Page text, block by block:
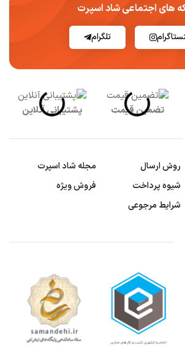
های اجتماعی شاد اسپرت
تلگرام
تضمین قیمت پشتیبانی آنلاین
روش ارسال
شیوه پرداخت
شرایط مرجوعی
مجله شاد اسپرت
فروش ویژه